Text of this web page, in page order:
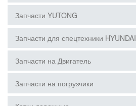
Запчасти YUTONG
Запчасти для спецтехники HYUNDAI
Запчасти на Двигатель
Запчасти на погрузчики